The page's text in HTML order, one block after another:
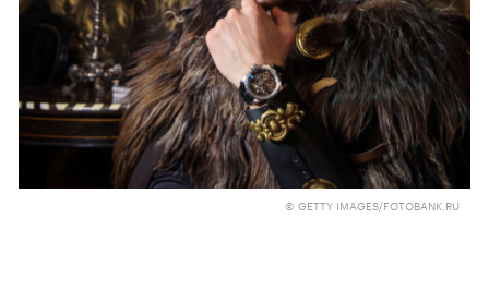
© GETTY IMAGES/FOTOBANK.RU